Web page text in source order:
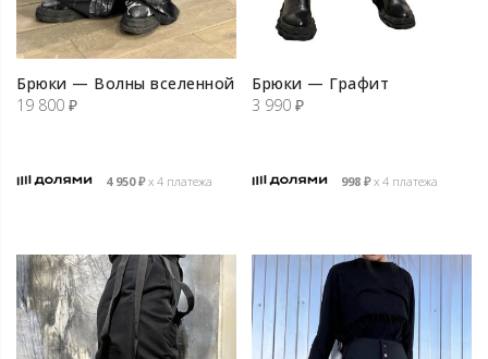
Брюки — Волны вселенной
19 800 ₽
4 950₽х 4 платежа
Брюки — Графит
3 990 ₽
998 ₽х 4 платежа